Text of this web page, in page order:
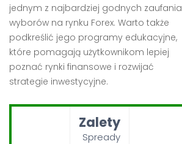
jednym z najbardziej godnych zaufania
wyborów na rynku Forex. Warto także
podkreślić jego programy edukacyjne,
które pomagają użytkownikom lepiej
poznać rynki finansowe i rozwijać
strategie inwestycyjne.
Zalety
Spready